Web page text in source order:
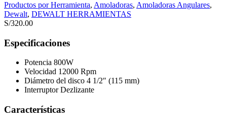
Productos por Herramienta, Amoladoras, Amoladoras Angulares,
Dewalt, DEWALT HERRAMIENTAS
S/320.00
Especificaciones
Potencia 800W
Velocidad 12000 Rpm
Diámetro del disco 4 1/2″ (115 mm)
Interruptor Dezlizante
Características